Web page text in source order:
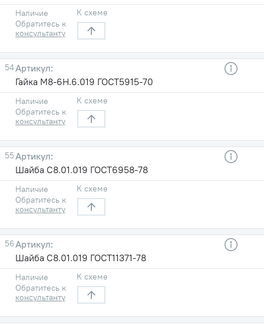
Наличие
Обратитесь к
консультанту
К схеме
54
Гайка М8-6Н.6.019 ГОСТ5915-70
Наличие
Обратитесь к
консультанту
К схеме
55
Шайба С8.01.019 ГОСТ6958-78
Наличие
Обратитесь к
консультанту
К схеме
56
Шайба С8.01.019 ГОСТ11371-78
Наличие
Обратитесь к
консультанту
К схеме